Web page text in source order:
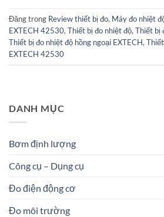
Đăng trong Review thiết bị đo, Máy đo nhiệt
EXTECH 42530, Thiết bị đo nhiệt độ, Thiết bị
Thiết bị đo nhiệt độ hồng ngoại EXTECH,
EXTECH 42530
DANH MỤC
Bơm định lượng
Công cụ – Dụng cụ
Đo điện động cơ
Đo môi trường